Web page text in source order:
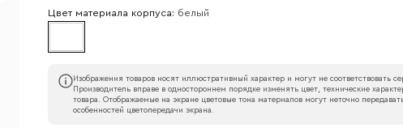
Цвет материала корпуса: белый
Изображения товаров носят иллюстративный характер и могут не соответствовать
Производитель вправе в одностороннем порядке изменять цвет, технические
товара. Отображаемые на экране цветовые тона материалов могут неточно
особенностей цветопередачи экрана.